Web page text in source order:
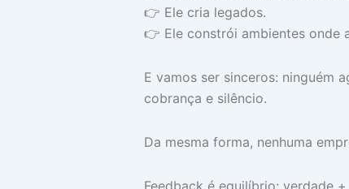
👉 Ele cria legados.
👉 Ele constrói ambientes onde
E vamos ser sinceros: ninguém
cobrança e silêncio.
Da mesma forma, nenhuma
Feedback é equilíbrio: verdade